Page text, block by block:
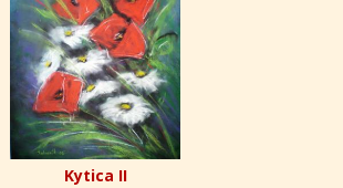
Kytica II